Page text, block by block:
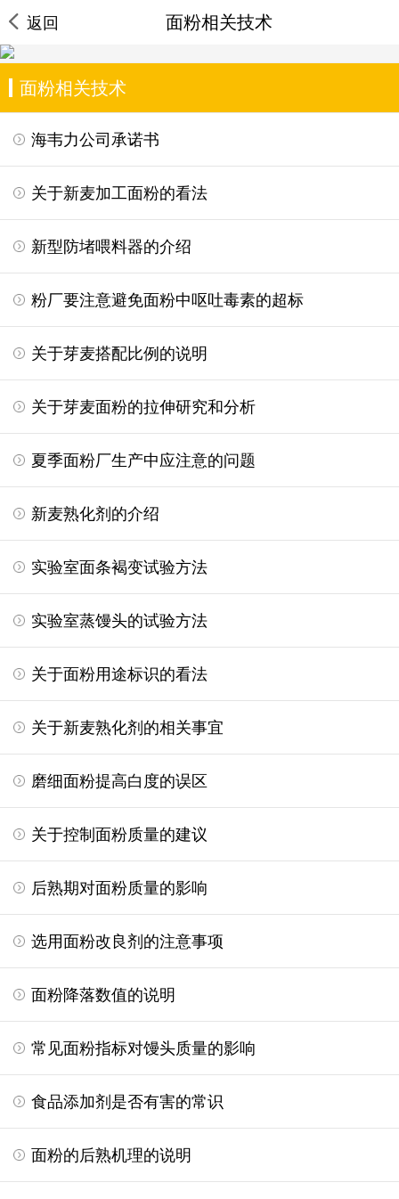
返回 面粉相关技术
面粉相关技术
海韦力公司承诺书
关于新麦加工面粉的看法
新型防堵喂料器的介绍
粉厂要注意避免面粉中呕吐毒素的超标
关于芽麦搭配比例的说明
关于芽麦面粉的拉伸研究和分析
夏季面粉厂生产中应注意的问题
新麦熟化剂的介绍
实验室面条褐变试验方法
实验室蒸馒头的试验方法
关于面粉用途标识的看法
关于新麦熟化剂的相关事宜
磨细面粉提高白度的误区
关于控制面粉质量的建议
后熟期对面粉质量的影响
选用面粉改良剂的注意事项
面粉降落数值的说明
常见面粉指标对馒头质量的影响
食品添加剂是否有害的常识
面粉的后熟机理的说明